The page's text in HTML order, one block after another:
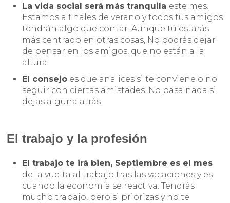
La vida social será más tranquila este mes.
Estamos a finales de verano y todos tus amigos
tendrán algo que contar. Aunque tú estarás
más centrado en otras cosas, No podrás dejar
de pensar en los amigos, que no están a la
altura.
El consejo es que analices si te conviene o no
seguir con ciertas amistades. No pasa nada si
dejas alguna atrás.
El trabajo y la profesión
El trabajo te irá bien, Septiembre es el mes
de la vuelta al trabajo tras las vacaciones y es
cuando la economía se reactiva. Tendrás
mucho trabajo, pero si priorizas y no te